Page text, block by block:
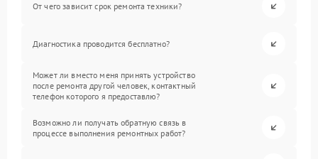
От чего зависит срок ремонта техники?
Диагностика проводится бесплатно?
Может ли вместо меня принять устройство
после ремонта другой человек, контактный
телефон которого я предоставлю?
Возможно ли получать обратную связь в
процессе выполнения ремонтных работ?